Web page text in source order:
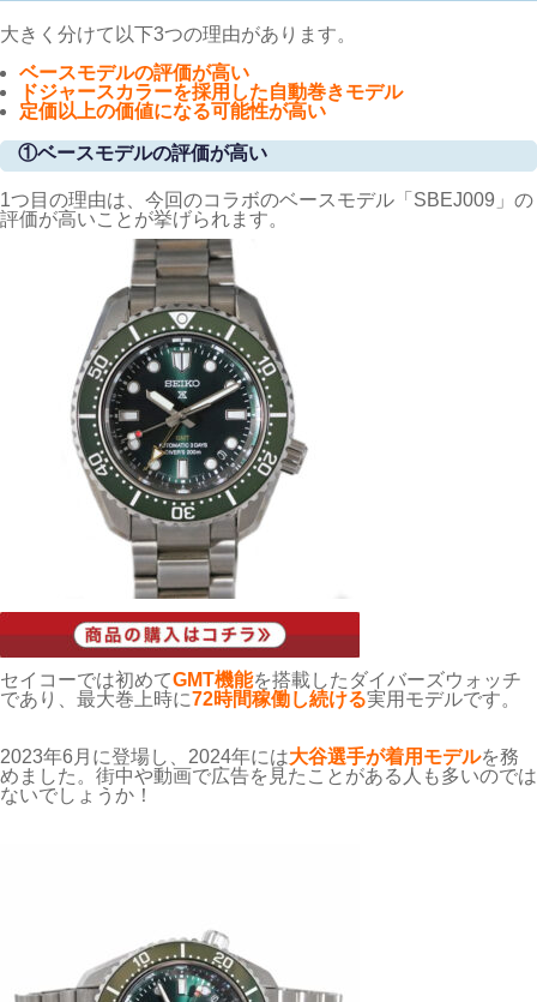
大きく分けて以下3つの理由があります。
ベースモデルの評価が高い
ドジャースカラーを採用した自動巻きモデル
定価以上の価値になる可能性が高い
①ベースモデルの評価が高い
1つ目の理由は、今回のコラボのベースモデル「SBEJ009」の
評価が高いことが挙げられます。
セイコーでは初めてGMT機能を搭載したダイバーズウォッチ
であり、最大巻上時に72時間稼働し続ける実用モデルです。
2023年6月に登場し、2024年には大谷選手が着用モデルを務
めました。街中や動画で広告を見たことがある人も多いのでは
ないでしょうか！